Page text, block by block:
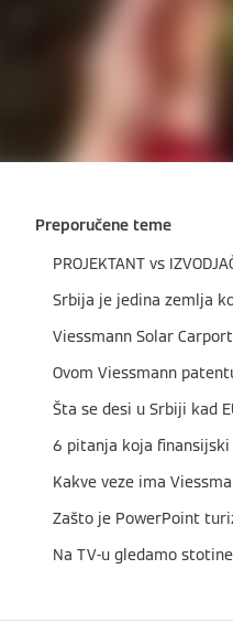
Preporučene teme
PROJEKTANT vs
Srbija je jedina zemlja
Viessmann Solar Carport
Šta se desi u Srbiji kad
Na TV-u gledamo